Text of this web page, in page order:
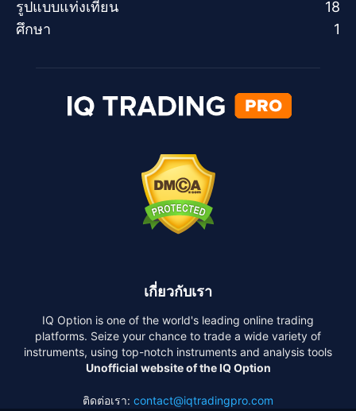
รูปแบบแท่งเทียน
18
ศึกษา
1
เกี่ยวกับเรา
IQ Option is one of the world's leading online trading
platforms. Seize your chance to trade a wide variety of
instruments, using top-notch instruments and analysis tools
Unofficial website of the IQ Option
ติดต่อเรา: contact@iqtradingpro.com